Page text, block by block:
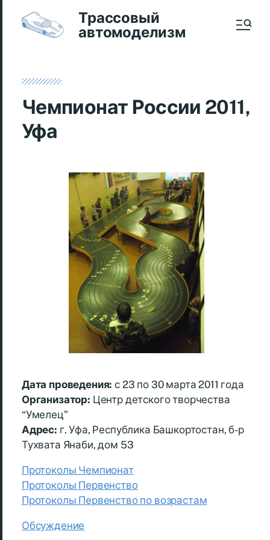
Трассовый
автомоделизм
Чемпионат России 2011,
Уфа
Дата проведения: с 23 по 30 марта 2011 года
Организатор: Центр детского творчества
“Умелец”
Адрес: г. Уфа, Республика Башкортостан, б-р
Тухвата Янаби, дом 53
Протоколы Чемпионат
Протоколы Первенство
Протоколы Первенство по возрастам
Обсуждение